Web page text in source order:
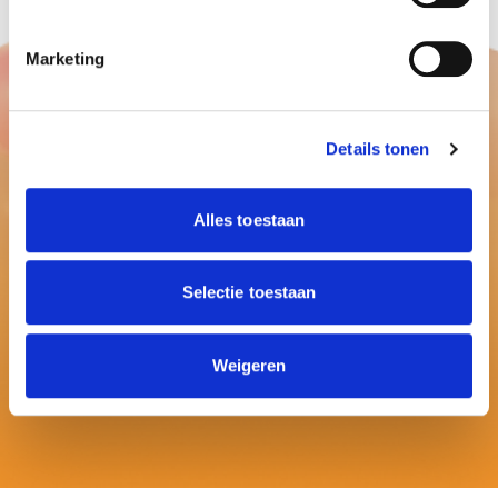
Marketing
Details tonen
Alles toestaan
Selectie toestaan
Weigeren